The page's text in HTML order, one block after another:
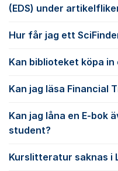
(EDS) under
Hur får jag ett
Kan biblioteket köpa in
Kan jag läsa Financial
Kan jag låna en E-bok
student?
Kurslitteratur saknas i